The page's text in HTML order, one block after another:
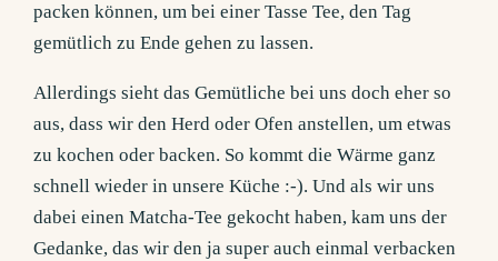
packen können, um bei einer Tasse Tee, den Tag
gemütlich zu Ende gehen zu lassen.
Allerdings sieht das Gemütliche bei uns doch eher so
aus, dass wir den Herd oder Ofen anstellen, um etwas
zu kochen oder backen. So kommt die Wärme ganz
schnell wieder in unsere Küche :-). Und als wir uns
dabei einen Matcha-Tee gekocht haben, kam uns der
Gedanke, das wir den ja super auch einmal verbacken